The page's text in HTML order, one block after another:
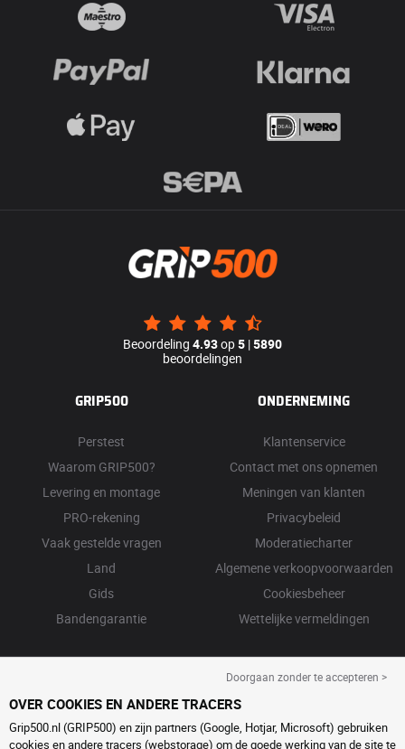
Beoordeling 4.93op5 |5890
beoordelingen
GRIP500
Perstest
Waarom GRIP500?
Levering en montage
PRO-rekening
Vaak gestelde vragen
Land
Gids
Bandengarantie
ONDERNEMING
Klantenservice
Contact met ons opnemen
Meningen van klanten
Privacybeleid
Moderatiecharter
Algemene verkoopvoorwaarden
Cookiesbeheer
Wettelijke vermeldingen
Doorgaan zonder te accepteren >
OVER COOKIES EN ANDERE TRACERS
Grip500.nl (GRIP500) en zijn partners (Google, Hotjar, Microsoft) gebruiken
cookies en andere tracers (webstorage) om de goede werking van de site te